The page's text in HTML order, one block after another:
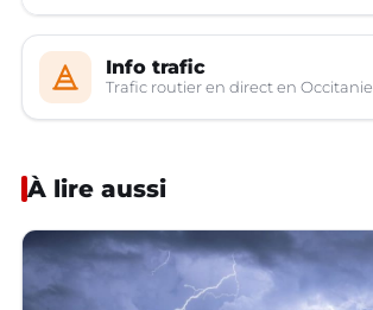
Info trafic
Trafic routier en direct en Occitanie
À lire aussi